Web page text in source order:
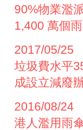
90%物業濫
1,400 萬個
2017/05/25
垃圾費水平
成設立減廢
2016/08/24
港人濫用雨